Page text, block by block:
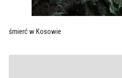
śmierć w Kosowie